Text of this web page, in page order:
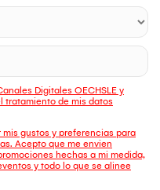
Digitales OECHSLE y
tratamiento de mis datos
mis gustos y preferencias para
Acepto que me envien
hechas a mi medida,
y todo lo que se alinee